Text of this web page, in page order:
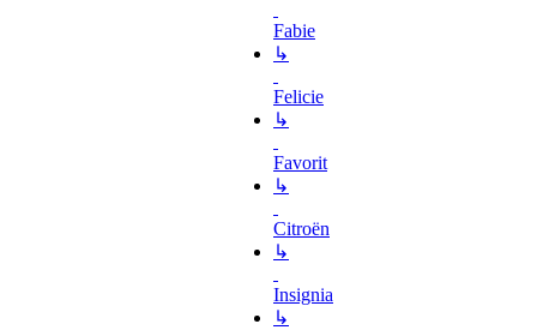
Fabie
↳
Felicie
↳
Favorit
↳
Citroën
↳
Insignia
↳